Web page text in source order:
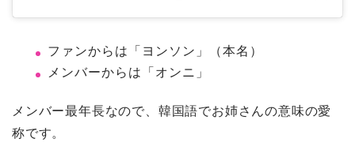
ファンからは「ヨンソン」（本名）
メンバーからは「オンニ」
メンバー最年長なので、韓国語でお姉さんの意味の愛
称です。